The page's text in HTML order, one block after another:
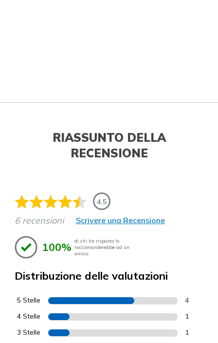
RIASSUNTO DELLA
RECENSIONE
4.5
6 recensioni Scrivere una Recensione
100% di chi ha risposto lo
raccomanderebbe ad un
amico.
Distribuzione delle valutazioni
5 Stelle 4
4 Stelle 1
3 Stelle 1